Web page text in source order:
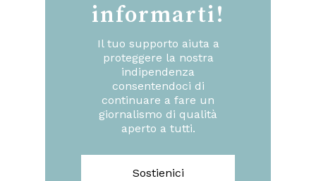
informarti!
Il tuo supporto aiuta a
proteggere la nostra
indipendenza
consentendoci di
continuare a fare un
giornalismo di qualità
aperto a tutti.
Sostienici